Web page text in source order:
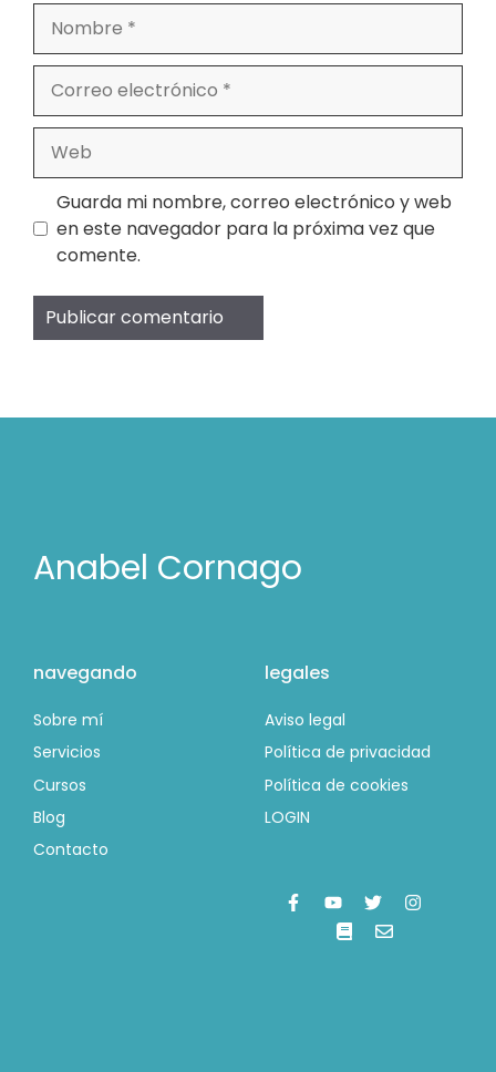
Nombre
electrónico
Guarda mi nombre, correo electrónico y web
en este navegador para la próxima vez que
comente.
Anabel Cornago
navegando
Sobre mí
Servicios
Cursos
Blog
Contacto
legales
Aviso legal
Política de privacidad
Política de cookies
LOGIN